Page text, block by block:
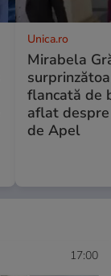
Unica.ro
Mirabela
flancată de
aflat
de Apel
17:00